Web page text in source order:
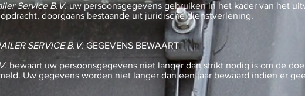
Service B.V.uw persoonsgegevens gebruiken in het kader van het
doorgaans bestaande uit juridische dienstverlening.
SERVICE B.V. GEGEVENS BEWAART
bewaart uw persoonsgegevens niet langer dan strikt nodig is om de
Uw gegevens worden niet langer dan een jaar bewaard indien er